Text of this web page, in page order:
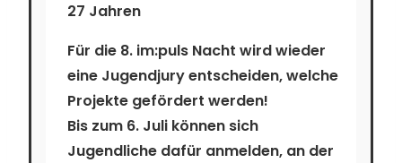
27 Jahren
Für die 8. im:puls Nacht wird wieder
eine Jugendjury entscheiden, welche
Projekte gefördert werden!
Bis zum 6. Juli können sich
Jugendliche dafür anmelden, an der